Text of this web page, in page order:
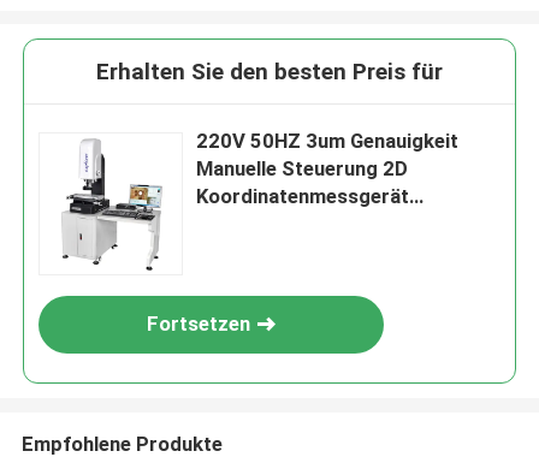
Erhalten Sie den besten Preis für
220V 50HZ 3um Genauigkeit
Manuelle Steuerung 2D
Koordinatenmessgerät
Fortsetzen
Empfohlene Produkte